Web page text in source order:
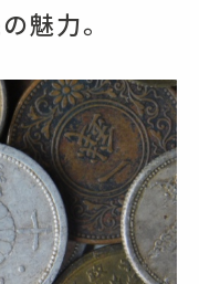
魅力。